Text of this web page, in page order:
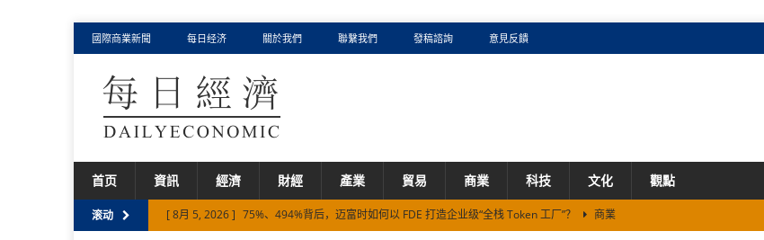
國際商業新聞 每日经济 關於我們 聯繫我們 發稿諮詢 意見反饋
首页 資訊 經濟 財經 產業 貿易 商業 科技 文化 觀點
滚动 [ 8月 5, 2026 ] 从Palantir、智谱、迈富时，看AI圈的卡牌效应：如何兑现预估毛利？
商業